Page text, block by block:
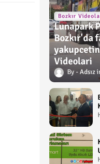
Bozkır
Lunapark
Bozkır'da
Videolari
Adsız